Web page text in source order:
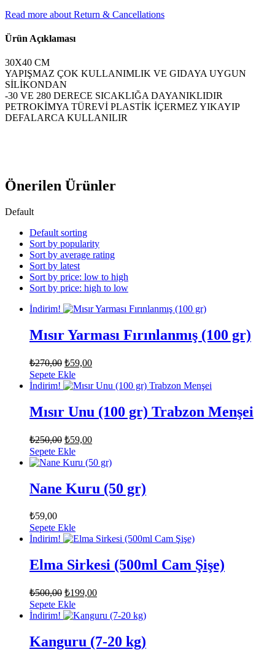
Read more about Return & Cancellations
Ürün Açıklaması
30X40 CM
YAPIŞMAZ ÇOK KULLANIMLIK VE GIDAYA UYGUN
SİLİKONDAN
-30 VE 280 DERECE SICAKLIĞA DAYANIKLIDIR
PETROKİMYA TÜREVİ PLASTİK İÇERMEZ YIKAYIP
DEFALARCA KULLANILIR
Önerilen Ürünler
Default
Default sorting
Sort by popularity
Sort by average rating
Sort by latest
Sort by price: low to high
Sort by price: high to low
İndirim!
Mısır Yarması Fırınlanmış (100 gr)
₺270,00 Orijinal
fiyat:
₺270,00.
₺59,00Şu
fiyat:
Sepete Ekle
İndirim!
Mısır Unu (100 gr) Trabzon Menşei
₺250,00 Orijinal
fiyat:
₺250,00.
₺59,00Şu
fiyat:
Sepete Ekle
Nane Kuru (50 gr)
₺59,00
Sepete Ekle
İndirim!
Elma Sirkesi (500ml Cam Şişe)
₺500,00 Orijinal
fiyat:
₺500,00.
₺199,00Şu
fiyat:
Sepete Ekle
İndirim!
Kanguru (7-20 kg)